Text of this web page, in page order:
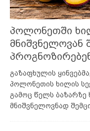
პოლონეთში
მნიშვნელოვან
გაზაფხულის
პოლონეთის ხილის
გამოც წელს
მნიშვნელოვნად